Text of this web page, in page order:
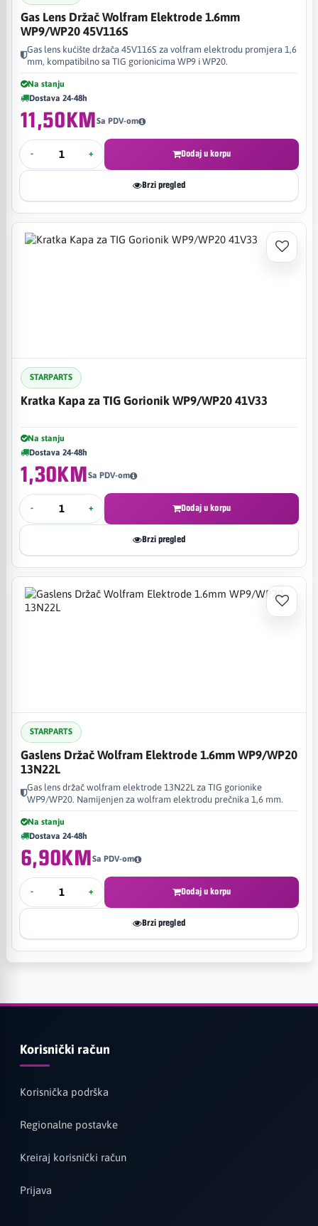
Gas Lens Držač Wolfram Elektrode 1.6mm
WP9/WP20 45V116S
Gas lens kućište držača 45V116S za volfram elektrodu promjera 1,6
mm, kompatibilno sa TIG gorionicima WP9 i WP20.
Na stanju
Dostava 24-48h
11,50KMSa PDV-om
- + Dodaj u korpu
Brzi pregled
STARPARTS
Kratka Kapa za TIG Gorionik WP9/WP20 41V33
Na stanju
Dostava 24-48h
1,30KMSa PDV-om
- + Dodaj u korpu
Brzi pregled
STARPARTS
Gaslens Držač Wolfram Elektrode 1.6mm WP9/WP20
13N22L
Gas lens držač wolfram elektrode 13N22L za TIG gorionike
WP9/WP20. Namijenjen za wolfram elektrodu prečnika 1,6 mm.
Na stanju
Dostava 24-48h
6,90KMSa PDV-om
- + Dodaj u korpu
Brzi pregled
Korisnički račun
Korisnička podrška
Regionalne postavke
Kreiraj korisnički račun
Prijava